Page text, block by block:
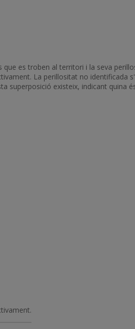
es troben al territori i la seva
La perillositat no identificada
superposició existeix, indicant quina